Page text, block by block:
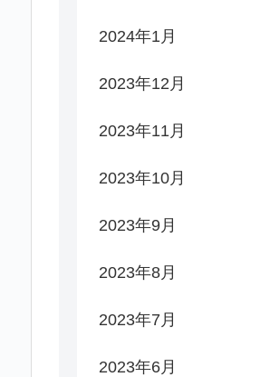
2024年1月
2023年12月
2023年11月
2023年10月
2023年9月
2023年8月
2023年7月
2023年6月